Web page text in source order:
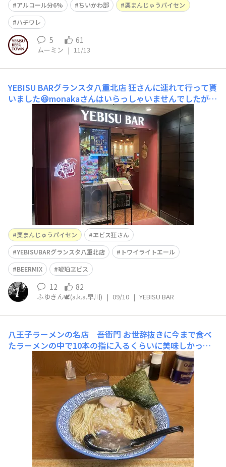
アルコール分6%
ちいかわ部
栗まんじゅうパイセン
ハチワレ
5 61
ムーミン | 11/13
YEBISU BARグランスタ八重北店狂さんに連れて行って貰
いました😆monakaさんはいらっしゃいませんでしたが
😭、二人で音楽談義など今回初めて会った気がしない、
昔から知っている様な頼れる兄貴でした😆ちいかわなど
密かにかなりの影響を受けてます😁今回最後までお付き
合いいただきありがとうございました😊また来年の春行
きますのでお会いしましょ
栗まんじゅうパイセン
ヱビス狂さん
YEBISUBARグランスタ八重北店
トワイライトエール
BEERMIX
琥珀ヱビス
12 82
ふゆきん🕊️(a.k.a.早川) | 09/10 | YEBISU BAR
八王子ラーメンの名店 吾衛門 お世辞抜きに今まで食べ
たラーメンの中で10本の指に入るくらいに美味しかった
😋八王子まで来た甲斐がありました😆これも我がパイセ
ンのおかげです👍あまりの美味さにもう一杯行きたかった
です😉本当にありがとうございました😭🙏茹だるような
暑さの中、行列が続く💦